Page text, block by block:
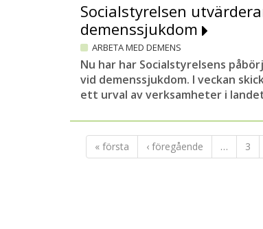
Socialstyrelsen
demenssjukdom
ARBETA MED DEMENS
Nu har har Socialstyrelsens
vid demenssjukdom. I veckan
ett urval av verksamheter i
« första ‹ föregående … 3